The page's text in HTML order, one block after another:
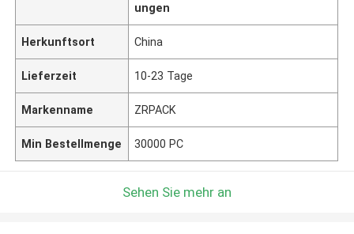
ungen
Herkunftsort China
Lieferzeit 10-23 Tage
Markenname ZRPACK
Min Bestellmenge 30000 PC
Sehen Sie mehr an